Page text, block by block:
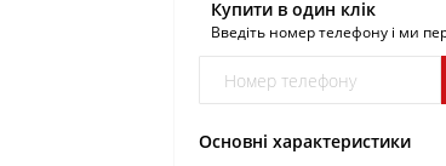
Основні характеристики
Купити в один клік
Введіть номер телефону і ми